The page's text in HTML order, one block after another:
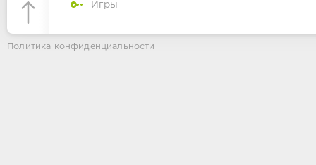
Игры
Политика конфиденциальности